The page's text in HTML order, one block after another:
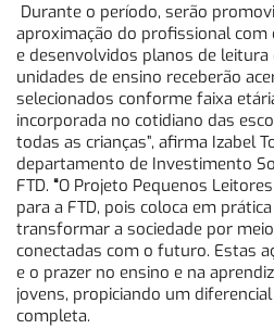
Durante o período, serão
aproximação do profissional
e desenvolvidos planos de leitura
unidades de ensino receberão
selecionados conforme faixa
incorporada no cotidiano das
todas as crianças”, afirma Izabel
departamento de Investimento
FTD. “O Projeto Pequenos
para a FTD, pois coloca em
transformar a sociedade por
conectadas com o futuro. Estas
e o prazer no ensino e na
jovens, propiciando um diferencial
completa.